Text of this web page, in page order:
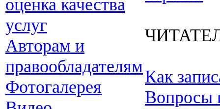
оценка качества
услуг
Авторам и
правообладателям
Фотогалерея
Как
Вопросы